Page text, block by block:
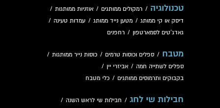
טכנולוגיה / רמקולים ממותגים / אוזניות ממותגות /
דיסק או קי ממותג / מטען נייד ממותג / עמדות טעינה /
גאדג'טים לסמארטפון / רחפנים
מטבח / ספלים וכוסות טרמים / כוסות נייר ממותגות /
ספלים לשתייה חמה / אביזרי יין /
בקבוקים ותרמוסים ממותגים / כלי מטבח
חבילות שי לחג / חבילות שי לראש השנה /